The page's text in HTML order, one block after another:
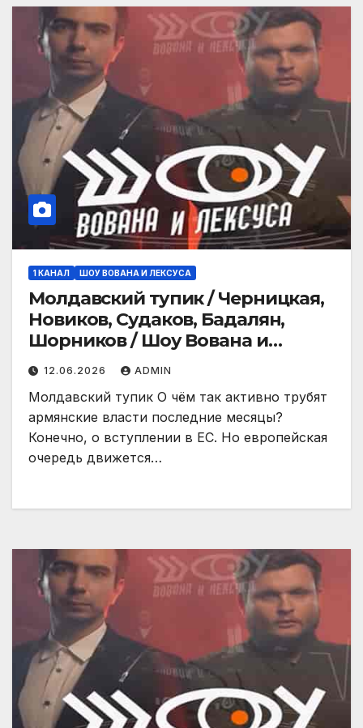
1 КАНАЛ ШОУ ВОВАНА И ЛЕКСУСА
Молдавский тупик / Черницкая,
Новиков, Судаков, Бадалян,
Шорников / Шоу Вована и
Лексуса
12.06.2026 ADMIN
Молдавский тупик О чём так активно трубят
армянские власти последние месяцы?
Конечно, о вступлении в ЕС. Но европейская
очередь движется…